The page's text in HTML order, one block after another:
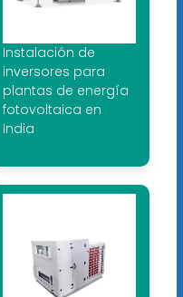
Instalación de
inversores para
plantas de energía
fotovoltaica en
India